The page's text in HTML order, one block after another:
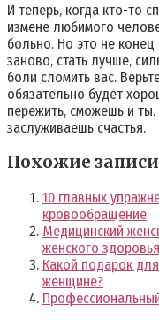
И теперь‚ когда кто-то
измене любимого
больно. Но это не конец
заново‚ стать лучше‚
боли сломить вас.
обязательно будет
пережить‚ сможешь и
заслуживаешь счастья.
Похожие
10 главных
кровообращение
Медицинский
женского здоровья
Какой подарок
женщине?